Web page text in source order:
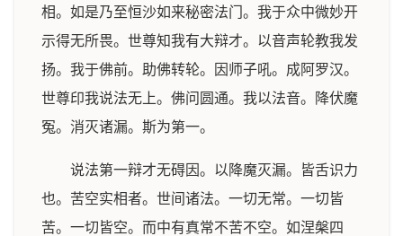
相。如是乃至恒沙如来秘密法门。我于众中微妙开
示得无所畏。世尊知我有大辩才。以音声轮教我发
扬。我于佛前。助佛转轮。因师子吼。成阿罗汉。
世尊印我说法无上。佛问圆通。我以法音。降伏魔
冤。消灭诸漏。斯为第一。
说法第一辩才无碍因。以降魔灭漏。皆舌识力
也。苦空实相者。世间诸法。一切无常。一切皆
苦。一切皆空。而中有真常不苦不空。如涅槃四